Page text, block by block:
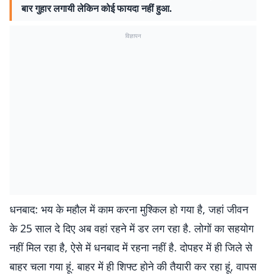
बार गुहार लगायी लेकिन कोई फायदा नहीं हुआ.
विज्ञापन
धनबाद: भय के महौल में काम करना मुश्किल हो गया है, जहां जीवन
के 25 साल दे दिए अब वहां रहने में डर लग रहा है. लोगों का सहयोग
नहीं मिल रहा है, ऐसे में धनबाद में रहना नहीं है. दोपहर में ही जिले से
बाहर चला गया हूं. बाहर में ही शिफ्ट होने की तैयारी कर रहा हूं, वापस